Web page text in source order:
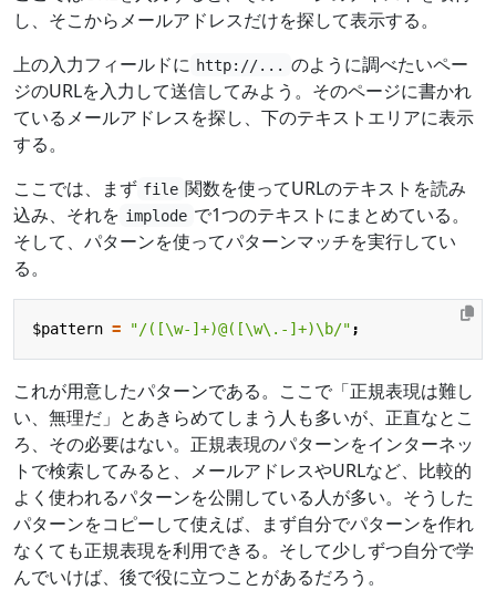
し、そこからメールアドレスだけを探して表示する。
上の入力フィールドに http://... のように調べたいペー
ジのURLを入力して送信してみよう。そのページに書かれ
ているメールアドレスを探し、下のテキストエリアに表示
する。
ここでは、まず file 関数を使ってURLのテキストを読み
込み、それを implode で1つのテキストにまとめている。
そして、パターンを使ってパターンマッチを実行してい
る。
$pattern = "/([\w-]+)@([\w\.-]+)\b/" ;
これが用意したパターンである。ここで「正規表現は難し
い、無理だ」とあきらめてしまう人も多いが、正直なとこ
ろ、その必要はない。正規表現のパターンをインターネッ
トで検索してみると、メールアドレスやURLなど、比較的
よく使われるパターンを公開している人が多い。そうした
パターンをコピーして使えば、まず自分でパターンを作れ
なくても正規表現を利用できる。そして少しずつ自分で学
んでいけば、後で役に立つことがあるだろう。